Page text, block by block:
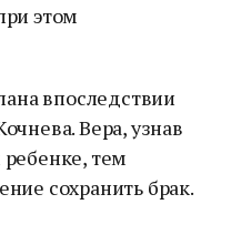
этом
впоследствии
Вера, узнав
тем
сохранить брак.